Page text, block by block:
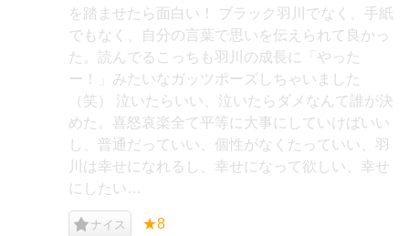
を踏ませたら面白い！ ブラック羽川でなく、手紙
でもなく、自分の言葉で思いを伝えられて良かっ
た。読んでるこっちも羽川の成長に「やった
ー！」みたいなガッツポーズしちゃいました
（笑） 泣いたらいい、泣いたらダメなんて誰が決
めた。喜怒哀楽全て平等に大事にしていけばいい
し、普通だっていい、個性がなくたっていい、羽
川は幸せになれるし、幸せになって欲しい、幸せ
にしたい…
ナイス ★8